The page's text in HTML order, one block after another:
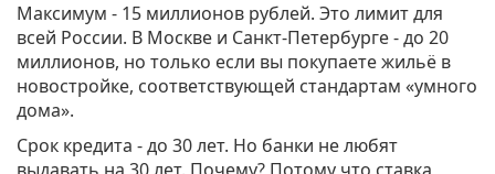
Максимум - 15 миллионов рублей. Это лимит для
всей России. В Москве и Санкт-Петербурге - до 20
миллионов, но только если вы покупаете жильё в
новостройке, соответствующей стандартам «умного
дома».
Срок кредита - до 30 лет. Но банки не любят